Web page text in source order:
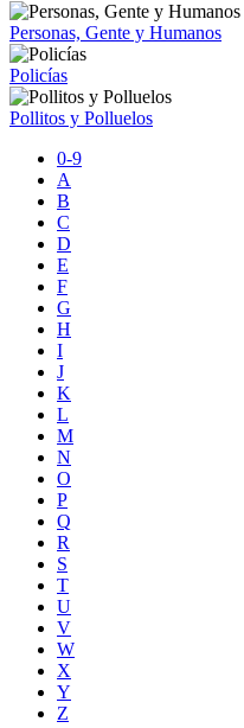
Personas, Gente y Humanos
Policías
Pollitos y Polluelos
0-9
A
B
C
D
E
F
G
H
I
J
K
L
M
N
O
P
Q
R
S
T
U
V
W
X
Y
Z